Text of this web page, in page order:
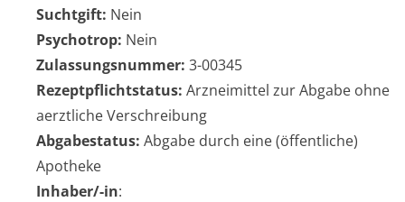
Suchtgift: Nein
Psychotrop: Nein
Zulassungsnummer: 3-00345
Rezeptpflichtstatus: Arzneimittel zur Abgabe ohne
aerztliche Verschreibung
Abgabestatus: Abgabe durch eine (öffentliche)
Apotheke
Inhaber/-in: